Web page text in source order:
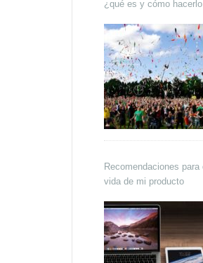
¿qué es y cómo
Recomendaciones
vida de mi producto